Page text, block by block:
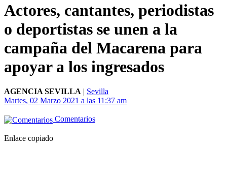
Actores, cantantes, periodistas
o deportistas se unen a la
campaña del Macarena para
apoyar a los ingresados
AGENCIA SEVILLA | Sevilla
Martes, 02 Marzo 2021 a las 11:37 am
Comentarios
Enlace copiado